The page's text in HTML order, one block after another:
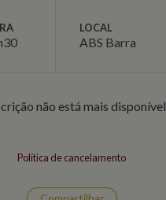
LOCAL
ABS Barra
não está mais disponível.
Política de cancelamento